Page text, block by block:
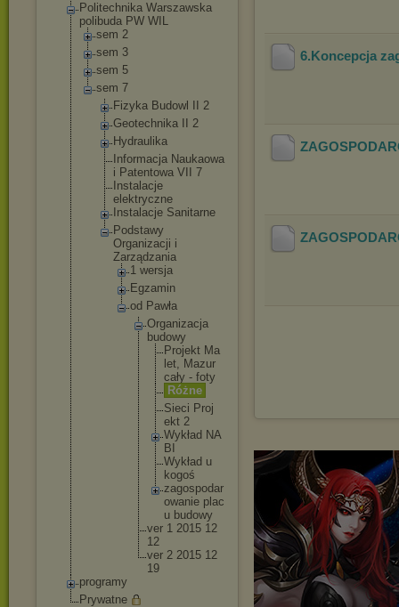
Politechnika Warszawska
polibuda PW WIL
sem 2
sem 3
sem 5
sem 7
Fizyka Budowl II 2
Geotechnika II 2
Hydraulika
Informacja Naukaowa
i Patentowa VII 7
Instalacje
elektryczne
Instalacje Sanitarne
Podstawy
Organizacji i
Zarządzania
1 wersja
Egzamin
od Pawła
Organizacja
budowy
Projekt Ma
let, Mazur
cały - foty
Różne
Sieci Proj
ekt 2
Wykład NA
BI
Wykład u
kogoś
zagospodar
owanie pl ac
u budowy
ver 1 2015 12
12
ver 2 2015 12
19
programy
Prywatne
6.Koncepcja